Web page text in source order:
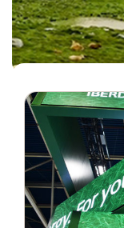
sustentável para